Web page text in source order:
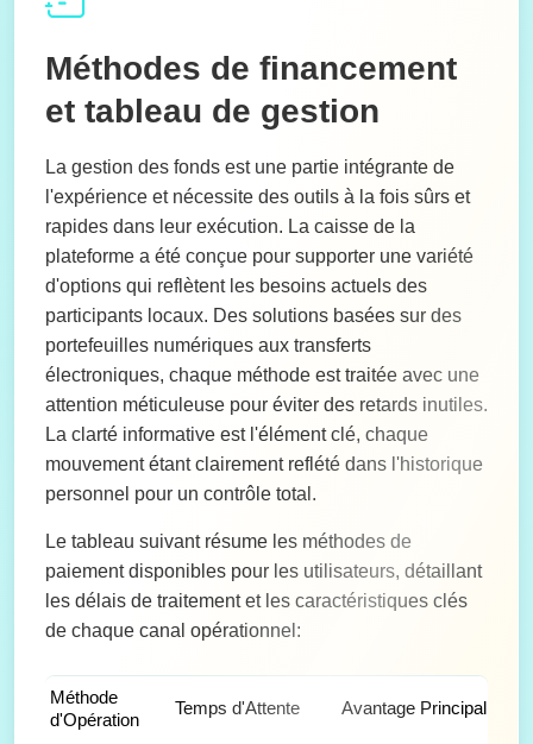
Méthodes de financement
et tableau de gestion
La gestion des fonds est une partie intégrante de
l'expérience et nécessite des outils à la fois sûrs et
rapides dans leur exécution. La caisse de la
plateforme a été conçue pour supporter une variété
d'options qui reflètent les besoins actuels des
participants locaux. Des solutions basées sur des
portefeuilles numériques aux transferts
électroniques, chaque méthode est traitée avec une
attention méticuleuse pour éviter des retards inutiles.
La clarté informative est l'élément clé, chaque
mouvement étant clairement reflété dans l'historique
personnel pour un contrôle total.
Le tableau suivant résume les méthodes de
paiement disponibles pour les utilisateurs, détaillant
les délais de traitement et les caractéristiques clés
de chaque canal opérationnel:
Méthode
d'Opération
Temps d'Attente Avantage Principal